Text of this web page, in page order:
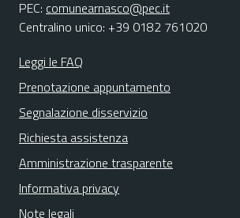
PEC: comunearnasco@pec.it
Centralino unico: +39 0182 761020
Leggi le FAQ
Prenotazione appuntamento
Segnalazione disservizio
Richiesta assistenza
Amministrazione trasparente
Informativa privacy
Note legali